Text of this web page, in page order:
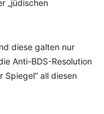
„jüdischen
diese galten nur
Anti-BDS-Resolution
Spiegel“ all diesen